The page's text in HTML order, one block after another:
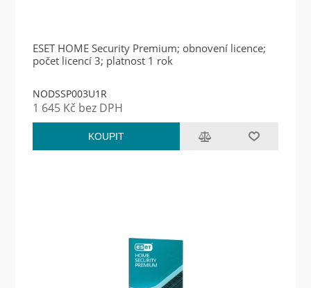
ESET HOME Security Premium; obnovení licence;
počet licencí 3; platnost 1 rok
NODSSP003U1R
1 645 Kč bez DPH
KOUPIT